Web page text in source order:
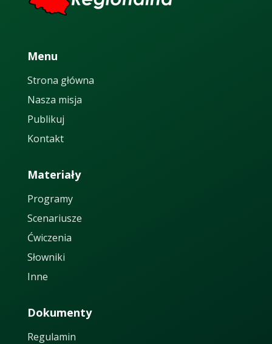
Menu
Strona główna
Nasza misja
Publikuj
Kontakt
Materiały
Programy
Scenariusze
Ćwiczenia
Słowniki
Inne
Dokumenty
Regulamin